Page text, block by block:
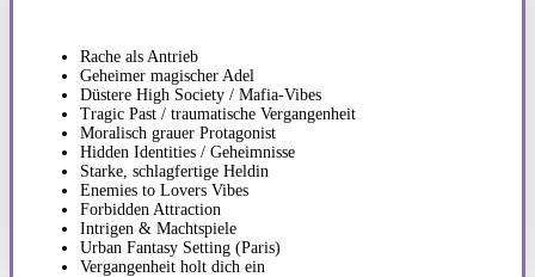
Rache als Antrieb
Geheimer magischer Adel
Düstere High Society / Mafia-Vibes
Tragic Past / traumatische Vergangenheit
Moralisch grauer Protagonist
Hidden Identities / Geheimnisse
Starke, schlagfertige Heldin
Enemies to Lovers Vibes
Forbidden Attraction
Intrigen & Machtspiele
Urban Fantasy Setting (Paris)
Vergangenheit holt dich ein